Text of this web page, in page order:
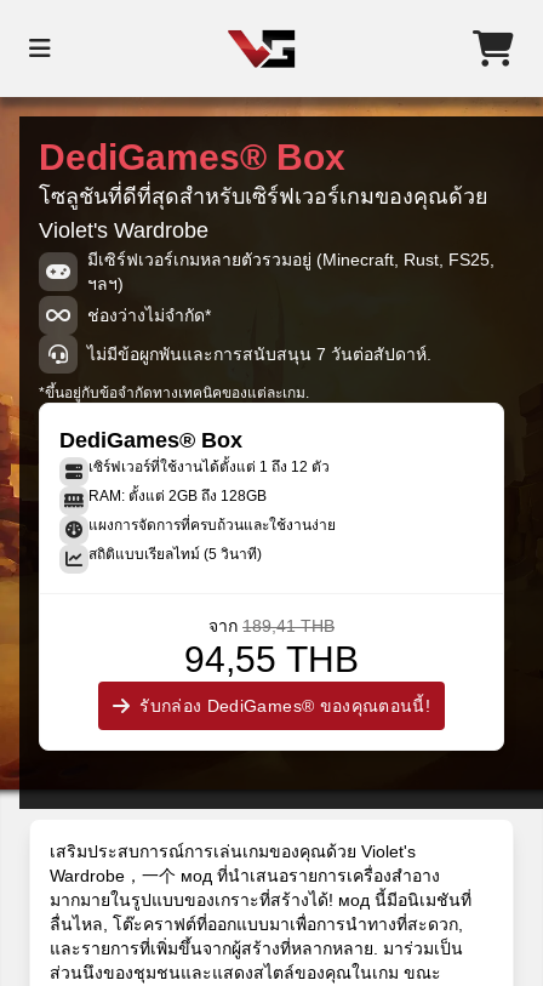
DediGames® Box
โซลูชันที่ดีที่สุดสำหรับเซิร์ฟเวอร์เกมของคุณด้วย
Violet's Wardrobe
มีเซิร์ฟเวอร์เกมหลายตัวรวมอยู่ (Minecraft, Rust, FS25,
ฯลฯ)
ช่องว่างไม่จำกัด*
ไม่มีข้อผูกพันและการสนับสนุน 7 วันต่อสัปดาห์.
*ขึ้นอยู่กับข้อจำกัดทางเทคนิคของแต่ละเกม.
DediGames® Box
เซิร์ฟเวอร์ที่ใช้งานได้ตั้งแต่ 1 ถึง 12 ตัว
RAM: ตั้งแต่ 2GB ถึง 128GB
แผงการจัดการที่ครบถ้วนและใช้งานง่าย
สถิติแบบเรียลไทม์ (5 วินาที)
จาก 189,41 THB
94,55 THB
รับกล่อง DediGames® ของคุณตอนนี้!
เสริมประสบการณ์การเล่นเกมของคุณด้วย Violet's
Wardrobe，一个 мод ที่นำเสนอรายการเครื่องสำอาง
มากมายในรูปแบบของเกราะที่สร้างได้! мод นี้มีอนิเมชันที่
ลื่นไหล, โต๊ะคราฟต์ที่ออกแบบมาเพื่อการนำทางที่สะดวก,
และรายการที่เพิ่มขึ้นจากผู้สร้างที่หลากหลาย. มาร่วมเป็น
ส่วนนึงของชุมชนและแสดงสไตล์ของคุณในเกม ขณะ